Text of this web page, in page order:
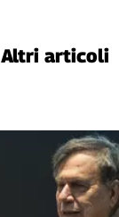
Altri articoli